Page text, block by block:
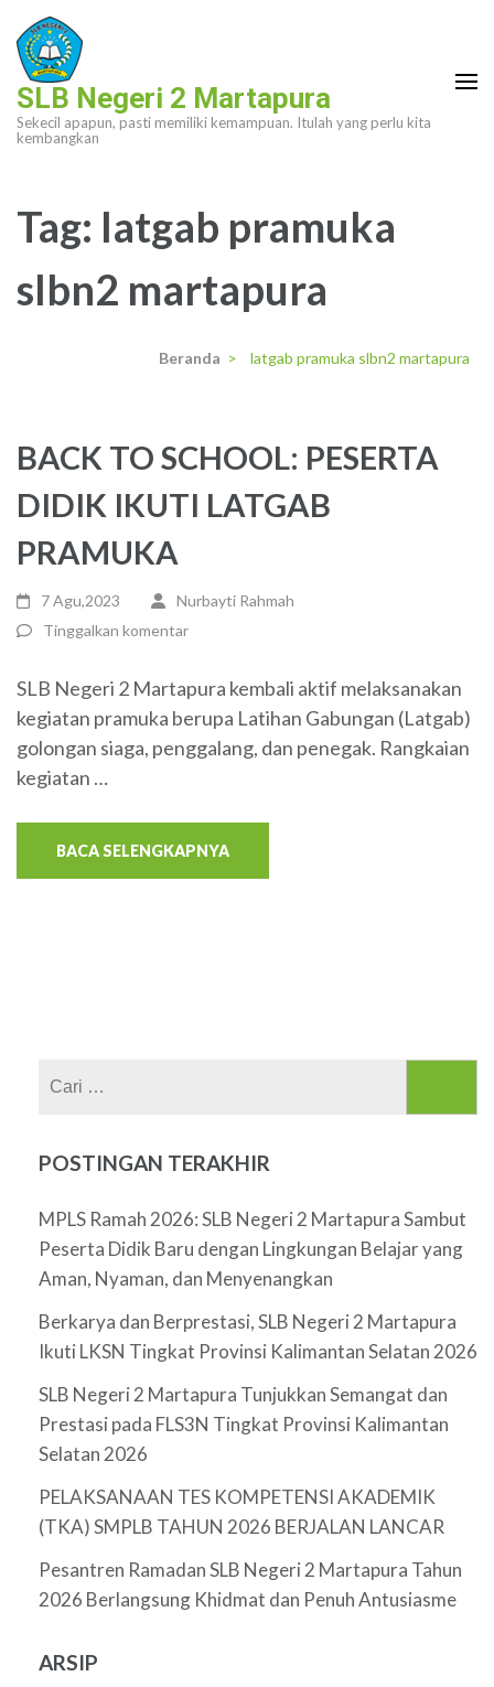
Lompat
ke
konten
(Tekan
Enter)
SLB Negeri 2 Martapura
Sekecil apapun, pasti memiliki kemampuan. Itulah yang perlu kita
kembangkan
Tag: latgab pramuka
slbn2 martapura
Beranda > latgab pramuka slbn2 martapura
BACK TO SCHOOL: PESERTA
DIDIK IKUTI LATGAB
PRAMUKA
7 Agu,2023
Nurbayti Rahmah
Tinggalkan komentar
SLB Negeri 2 Martapura kembali aktif melaksanakan
kegiatan pramuka berupa Latihan Gabungan (Latgab)
golongan siaga, penggalang, dan penegak. Rangkaian
kegiatan …
BACA SELENGKAPNYA
POSTINGAN TERAKHIR
MPLS Ramah 2026: SLB Negeri 2 Martapura Sambut
Peserta Didik Baru dengan Lingkungan Belajar yang
Aman, Nyaman, dan Menyenangkan
Berkarya dan Berprestasi, SLB Negeri 2 Martapura
Ikuti LKSN Tingkat Provinsi Kalimantan Selatan 2026
SLB Negeri 2 Martapura Tunjukkan Semangat dan
Prestasi pada FLS3N Tingkat Provinsi Kalimantan
Selatan 2026
PELAKSANAAN TES KOMPETENSI AKADEMIK
(TKA) SMPLB TAHUN 2026 BERJALAN LANCAR
Pesantren Ramadan SLB Negeri 2 Martapura Tahun
2026 Berlangsung Khidmat dan Penuh Antusiasme
ARSIP